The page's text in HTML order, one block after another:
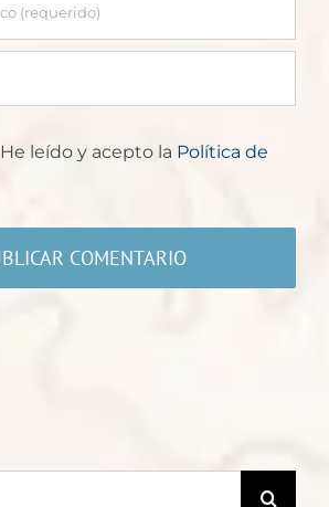
He leído y acepto la Política de